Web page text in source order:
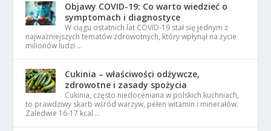
Objawy COVID-19: Co warto wiedzieć o
symptomach i diagnostyce
W ciągu ostatnich lat COVID-19 stał się jednym z
najważniejszych tematów zdrowotnych, który wpłynął na życie
milionów ludzi …
Cukinia – właściwości odżywcze,
zdrowotne i zasady spożycia
Cukinia, często niedoceniana w polskich kuchniach,
to prawdziwy skarb wśród warzyw, pełen witamin i minerałów.
Zaledwie 16-17 kcal …